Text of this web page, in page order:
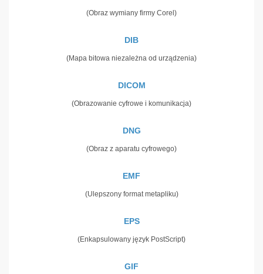
(Obraz wymiany firmy Corel)
DIB
(Mapa bitowa niezależna od urządzenia)
DICOM
(Obrazowanie cyfrowe i komunikacja)
DNG
(Obraz z aparatu cyfrowego)
EMF
(Ulepszony format metapliku)
EPS
(Enkapsulowany język PostScript)
GIF